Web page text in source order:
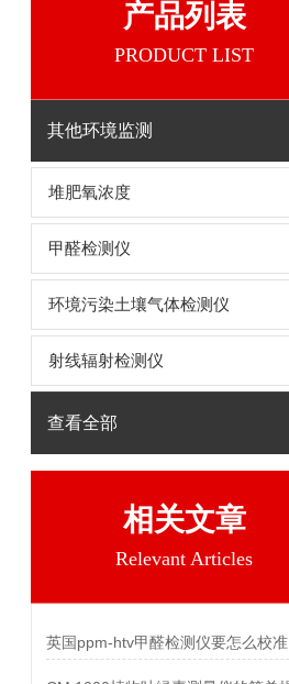
产品列表
PRODUCT LIST
其他环境监测
堆肥氧浓度
甲醛检测仪
环境污染土壤气体检测仪
射线辐射检测仪
查看全部
相关文章
Relevant Articles
英国ppm-htv甲醛检测仪要怎么校准